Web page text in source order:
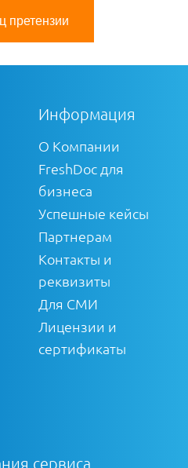
претензии
Информация
О Компании
FreshDoc для
бизнеса
Успешные кейсы
Партнерам
Контакты и
реквизиты
Для СМИ
Лицензии и
сертификаты
сервиса